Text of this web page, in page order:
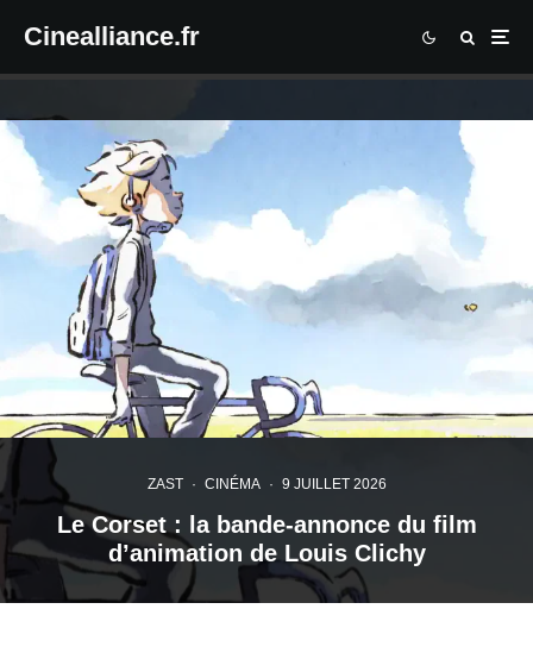
Cinealliance.fr
ZAST · CINÉMA · 9 JUILLET 2026
Le Corset : la bande-annonce du film
d’animation de Louis Clichy